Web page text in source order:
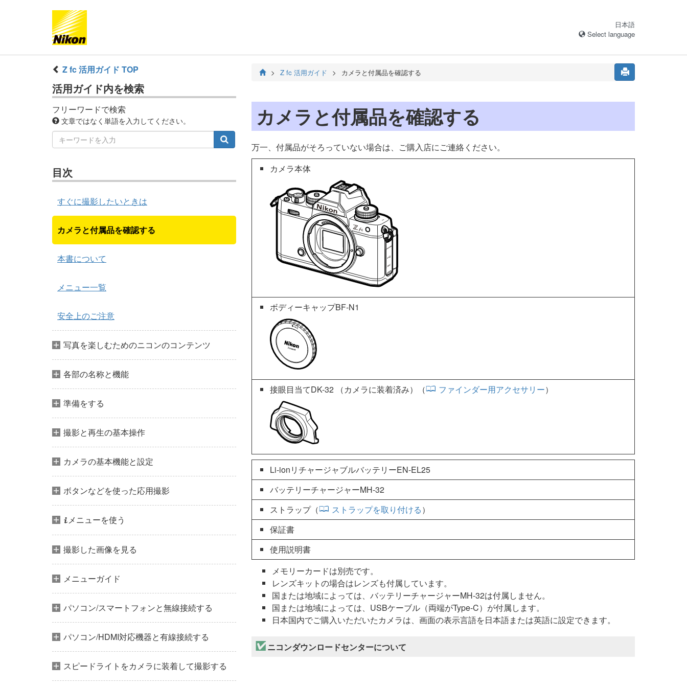
日本語
Select language
Z fc 活用ガイド TOP
活用ガイド内を検索
フリーワードで検索
文章ではなく単語を入力してください。
目次
すぐに撮影したいときは
カメラと付属品を確認する
本書について
メニュー一覧
安全上のご注意
写真を楽しむためのニコンのコンテンツ
各部の名称と機能
準備をする
撮影と再生の基本操作
カメラの基本機能と設定
ボタンなどを使った応用撮影
i メニューを使う
撮影した画像を見る
メニューガイド
パソコン/スマートフォンと無線接続する
パソコン/HDMI対応機器と有線接続する
スピードライトをカメラに装着して撮影する
Z fc 活用ガイド カメラと付属品を確認する
カメラと付属品を確認する
万一、付属品がそろっていない場合は、ご購入店にご連絡ください。
カメラ本体
ボディーキャップBF-N1
接眼目当てDK-32 （カメラに装着済み） （ ファインダー用アクセサリー）
Li-ionリチャージャブルバッテリーEN-EL25
バッテリーチャージャーMH-32
ストラップ（
ストラップを取り付ける）
保証書
使用説明書
メモリーカードは別売です。
レンズキットの場合はレンズも付属しています。
国または地域によっては、バッテリーチャージャーMH-32は付属しません。
国または地域によっては、USBケーブル（両端がType-C）が付属します。
日本国内でご購入いただいたカメラは、画面の表示言語を日本語または英語に設定できます。
ニコンダウンロードセンターについて